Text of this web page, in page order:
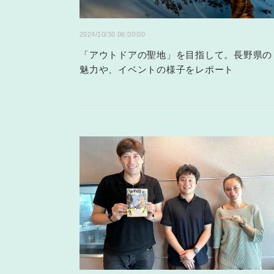
2024/10/30 06:00:00
「アウトドアの聖地」を目指して。長野県の
魅力や、イベントの様子をレポート